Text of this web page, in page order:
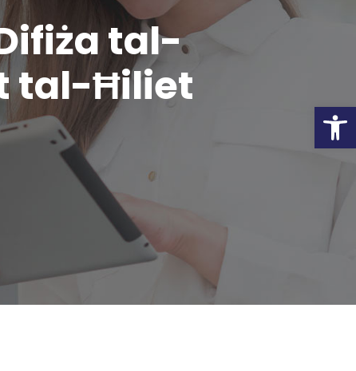
tal-
tal-Ħiliet